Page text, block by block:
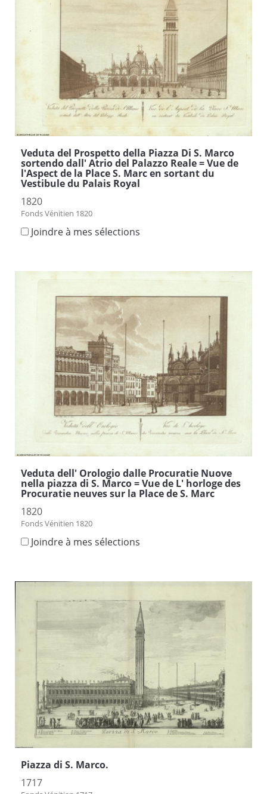
Veduta del Prospetto della Piazza Di S. Marco
sortendo dall' Atrio del Palazzo Reale = Vue de
l'Aspect de la Place S. Marc en sortant du
Vestibule du Palais Royal
1820
Fonds Vénitien 1820
Joindre à mes sélections
Veduta dell' Orologio dalle Procuratie Nuove
nella piazza di S. Marco = Vue de L' horloge des
Procuratie neuves sur la Place de S. Marc
1820
Fonds Vénitien 1820
Joindre à mes sélections
Piazza di S. Marco.
1717